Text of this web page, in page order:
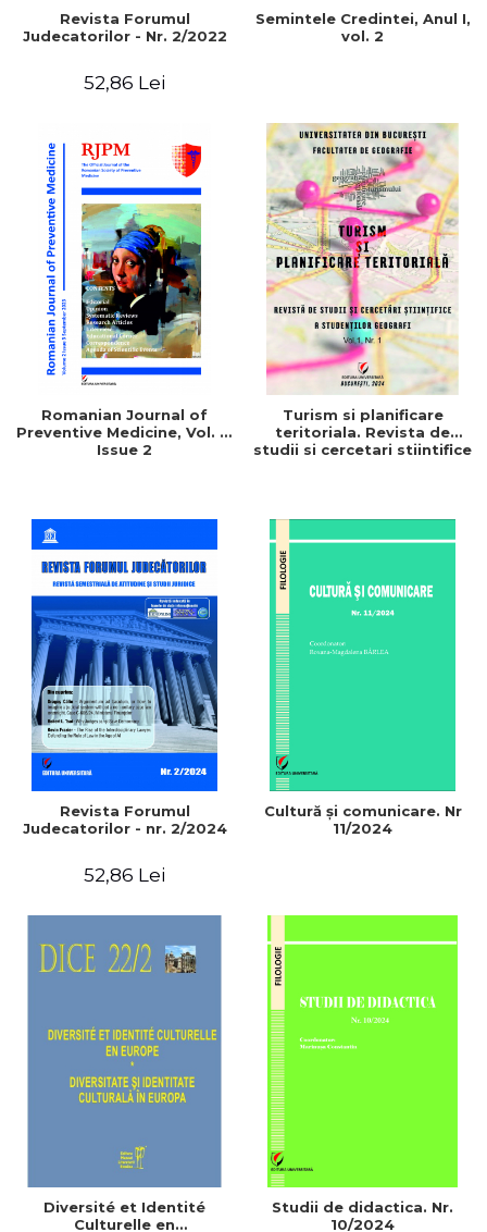
Revista Forumul
Judecatorilor - Nr. 2/2022
52,86 Lei
Semintele Credintei, Anul I,
vol. 2
Romanian Journal of
Preventive Medicine, Vol. 2,
Issue 2
Turism si planificare
teritoriala. Revista de
studii si cercetari stiintifice
Revista Forumul
Judecatorilor - nr. 2/2024
52,86 Lei
Cultură și comunicare. Nr
11/2024
Diversité et Identité
Culturelle en
Studii de didactica. Nr.
10/2024